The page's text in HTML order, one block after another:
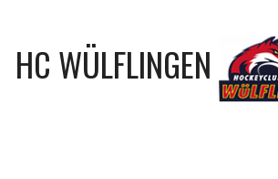
HC WÜLFLINGEN